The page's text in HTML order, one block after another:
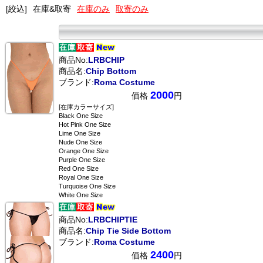
[絞込]
在庫&取寄 在庫のみ 取寄のみ
商品No:LRBCHIP
商品名:Chip Bottom
ブランド:Roma Costume
価格 2000円
[在庫カラーサイズ]
Black One Size
Hot Pink One Size
Lime One Size
Nude One Size
Orange One Size
Purple One Size
Red One Size
Royal One Size
Turquoise One Size
White One Size
商品No:LRBCHIPTIE
商品名:Chip Tie Side Bottom
ブランド:Roma Costume
価格 2400円